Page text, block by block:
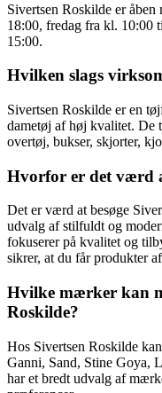
Sivertsen Roskilde er
18:00, fredag fra kl. 10:00
15:00.
Hvilken slags
Sivertsen Roskilde er en
dametøj af høj kvalitet. De
overtøj, bukser, skjorter,
Hvorfor er det værd
Det er værd at besøge
udvalg af stilfuldt og
fokuserer på kvalitet og
sikrer, at du får produkter
Hvilke mærker kan
Roskilde?
Hos Sivertsen Roskilde
Ganni, Sand, Stine Goya,
har et bredt udvalg af